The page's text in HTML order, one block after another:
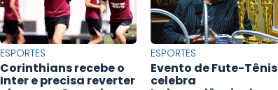
ESPORTES
Corinthians recebe o
Inter e precisa reverter
ESPORTES
Evento de Fute-Tênis
celebra